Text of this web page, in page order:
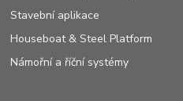
Stavební aplikace
Houseboat & Steel Platform
Námořní a říční systémy